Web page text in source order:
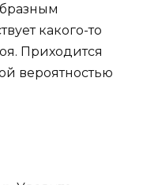
какого-то
Приходится
вероятностью